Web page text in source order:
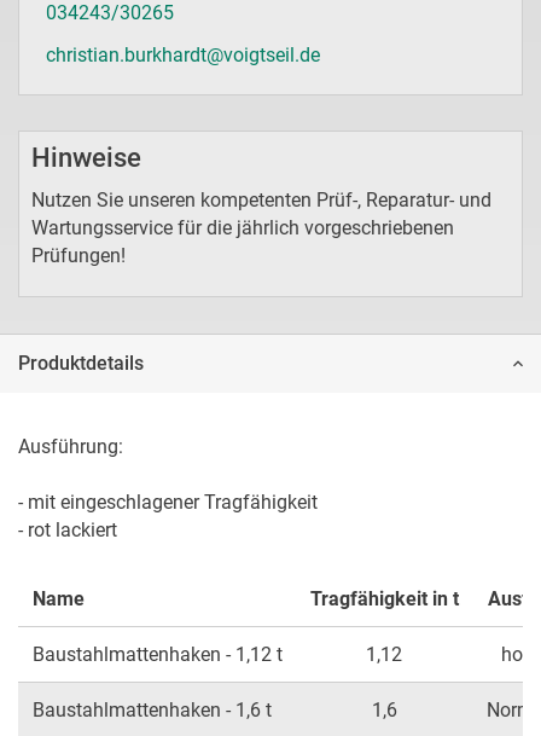
034243/30265
christian.burkhardt@voigtseil.de
Hinweise
Nutzen Sie unseren kompetenten Prüf-, Reparatur- und
Wartungsservice für die jährlich vorgeschriebenen
Prüfungen!
Produktdetails
Ausführung:
- mit eingeschlagener Tragfähigkeit
- rot lackiert
Name Tragfähigkeit in t
Baustahlmattenhaken - 1,12 t 1,12
Baustahlmattenhaken - 1,6 t 1,6